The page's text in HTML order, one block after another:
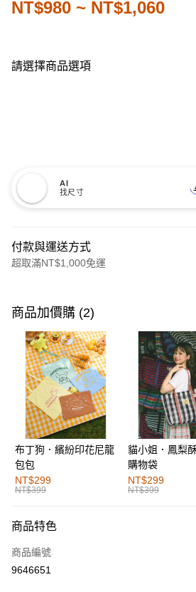
NT$980 ~ NT$1,060
請選擇商品選項
AI
找尺寸
付款與運送方式
超取滿NT$1,000免運
信用卡一次付款
購物金
超商取貨付款
LINE Pay
街口支付
運送方式
全家取貨付款
每筆NT$60，滿NT$1,000(含以上)免運費
付款後全家取貨
萊爾富取貨付款
商品加價購 (2)
布丁狗．繽紛印花尼龍
包包
NT$299
NT$399
貓小姐．鳳梨
購物袋
NT$299
NT$399
商品特色
商品編號
9646651